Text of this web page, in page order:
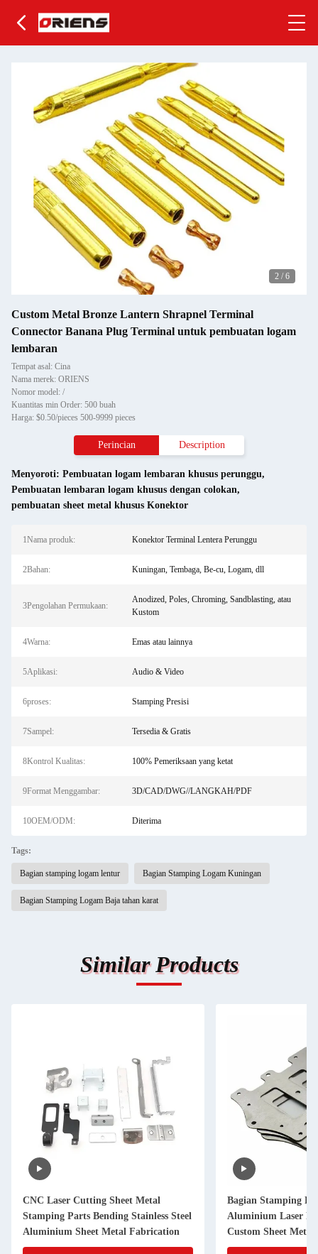
2 / 6
Custom Metal Bronze Lantern Shrapnel Terminal
Connector Banana Plug Terminal untuk pembuatan logam
lembaran
Tempat asal: Cina
Nama merek: ORIENS
Nomor model: /
Kuantitas min Order: 500 buah
Harga: $0.50/pieces 500-9999 pieces
Perincian Description
Menyoroti: Pembuatan logam lembaran khusus perunggu,
Pembuatan lembaran logam khusus dengan colokan,
pembuatan sheet metal khusus Konektor
1Nama produk: Konektor Terminal Lentera Perunggu
2Bahan: Kuningan, Tembaga, Be-cu, Logam, dll
3Pengolahan Permukaan:
Anodized, Poles, Chroming, Sandblasting, atau
Kustom
4Warna: Emas atau lainnya
5Aplikasi: Audio & Video
6proses: Stamping Presisi
7Sampel: Tersedia & Gratis
8Kontrol Kualitas: 100% Pemeriksaan yang ketat
9Format Menggambar: 3D/CAD/DWG//LANGKAH/PDF
10OEM/ODM: Diterima
Tags:
Bagian stamping logam lentur Bagian Stamping Logam Kuningan
Bagian Stamping Logam Baja tahan karat
Similar Products
CNC Laser Cutting Sheet Metal
Stamping Parts Bending Stainless Steel
Aluminium Sheet Metal Fabrication
Bagian Stamping
Aluminium Laser
Custom Sheet